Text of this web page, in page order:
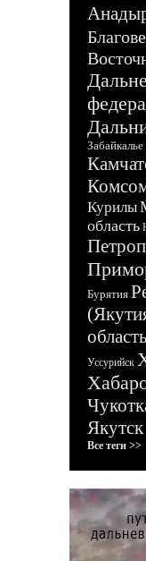
Забайкалье
Курилы
область
Бурятия
область
Уссурийск
Якутск
Все теги >>